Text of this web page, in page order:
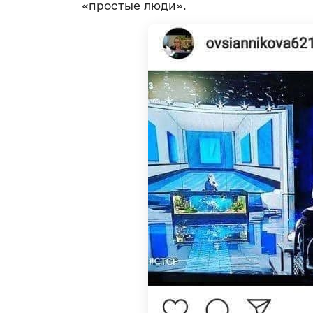
«простые люди».